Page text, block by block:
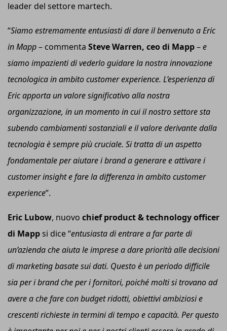
leader del settore martech.
“Siamo estremamente entusiasti di dare il benvenuto a Eric
in Mapp– commenta Steve Warren, ceodi Mapp–e
siamo impazienti di vederlo guidare la nostra innovazione
tecnologica in ambito customer experience. L’esperienza di
Eric apporta un valore significativo alla nostra
organizzazione, in un momento in cui il nostro settore sta
subendo cambiamenti sostanziali e il valore derivante dalla
tecnologia è sempre più cruciale. Si tratta di un aspetto
fondamentale per aiutare i brand a generare e attivare i
customer insight e fare la differenza in ambito customer
experience”.
Eric Lubow, nuovo chief product & technology officer
di Mappsi dice “entusiasta di entrare a far parte di
un’azienda che aiuta le imprese a dare priorità alle decisioni
di marketing basate sui dati. Questo è un periodo difficile
sia per i brand che per i fornitori, poiché molti si trovano ad
avere a che fare con budget ridotti, obiettivi ambiziosi e
crescenti richieste in termini di tempo e capacità. Per questo